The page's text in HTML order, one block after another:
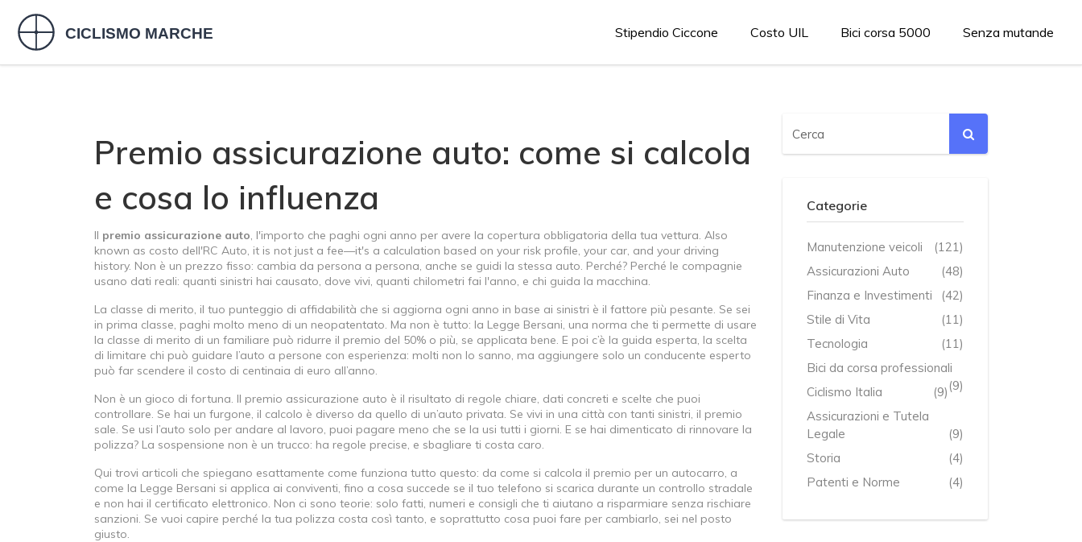
Stipendio Ciccone Costo UIL Bici corsa 5000 Senza mutande
Premio assicurazione auto: come si calcola
e cosa lo influenza
Il premio assicurazione auto, l'importo che paghi ogni anno per avere la copertura obbligatoria della tua vettura. Also
known as costo dell'RC Auto, it is not just a fee—it's a calculation based on your risk profile, your car, and your driving
history. Non è un prezzo fisso: cambia da persona a persona, anche se guidi la stessa auto. Perché? Perché le compagnie
usano dati reali: quanti sinistri hai causato, dove vivi, quanti chilometri fai l'anno, e chi guida la macchina.
La classe di merito, il tuo punteggio di affidabilità che si aggiorna ogni anno in base ai sinistri è il fattore più pesante. Se sei
in prima classe, paghi molto meno di un neopatentato. Ma non è tutto: la Legge Bersani, una norma che ti permette di usare
la classe di merito di un familiare può ridurre il premio del 50% o più, se applicata bene. E poi c’è la guida esperta, la scelta
di limitare chi può guidare l’auto a persone con esperienza: molti non lo sanno, ma aggiungere solo un conducente esperto
può far scendere il costo di centinaia di euro all’anno.
Non è un gioco di fortuna. Il premio assicurazione auto è il risultato di regole chiare, dati concreti e scelte che puoi
controllare. Se hai un furgone, il calcolo è diverso da quello di un’auto privata. Se vivi in una città con tanti sinistri, il premio
sale. Se usi l’auto solo per andare al lavoro, puoi pagare meno che se la usi tutti i giorni. E se hai dimenticato di rinnovare la
polizza? La sospensione non è un trucco: ha regole precise, e sbagliare ti costa caro.
Qui trovi articoli che spiegano esattamente come funziona tutto questo: da come si calcola il premio per un autocarro, a
come la Legge Bersani si applica ai conviventi, fino a cosa succede se il tuo telefono si scarica durante un controllo stradale
e non hai il certificato elettronico. Non ci sono teorie: solo fatti, numeri e consigli che ti aiutano a risparmiare senza rischiare
sanzioni. Se vuoi capire perché la tua polizza costa così tanto, e soprattutto cosa puoi fare per cambiarlo, sei nel posto
giusto.
Categorie
Manutenzione veicoli
(121)
Assicurazioni Auto
(48)
Finanza e Investimenti
(42)
Stile di Vita
(11)
Tecnologia
(11)
Bici da corsa professionali
(9)
Ciclismo Italia
(9)
Assicurazioni e Tutela
Legale
(9)
Storia
(4)
Patenti e Norme
(4)